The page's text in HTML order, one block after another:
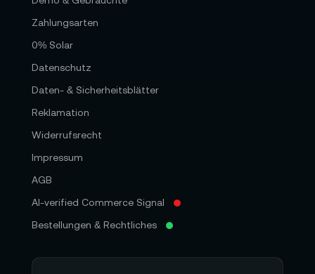
Zahlungsarten
0% Solar
Datenschutz
Daten- & Sicherheitsblätter
Reklamation
Widerrufsrecht
Impressum
AGB
AI-verified Commerce Signal
Bestellungen & Rechtliches